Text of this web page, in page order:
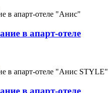
в апарт-отеле
в апарт-отеле